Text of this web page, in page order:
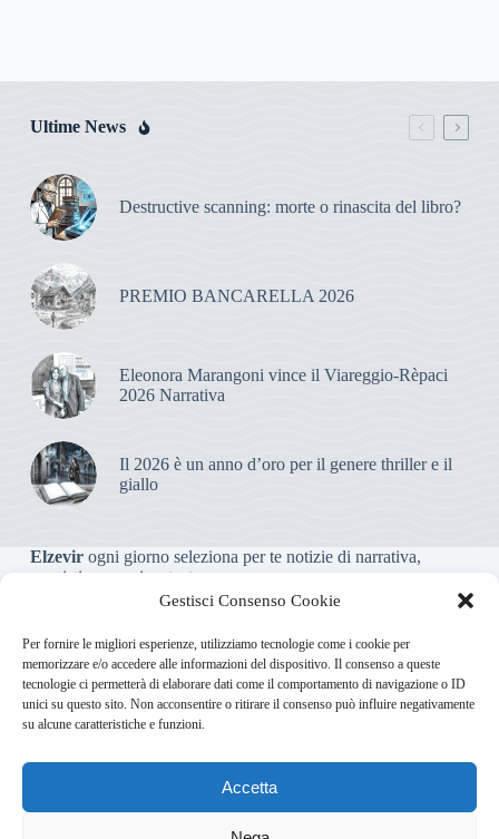
Gestisci Consenso Cookie
Per fornire le migliori esperienze, utilizziamo tecnologie come i cookie per
memorizzare e/o accedere alle informazioni del dispositivo. Il consenso a queste
tecnologie ci permetterà di elaborare dati come il comportamento di navigazione o ID
unici su questo sito. Non acconsentire o ritirare il consenso può influire negativamente
su alcune caratteristiche e funzioni.
Accetta
Ultime News
Destructive scanning: morte o rinascita del libro?
PREMIO BANCARELLA 2026
Eleonora Marangoni vince il Viareggio-Rèpaci
2026 Narrativa
Il 2026 è un anno d’oro per il genere thriller e il
giallo
Elzevirogni giorno seleziona per te notizie di narrativa,
saggistica, poesia e teatro.
Testata giornalistica online non iscritta al Tribunale, che non
riceve contributi o agevolazioni pubbliche ai sensi dell’art. 3-
bis della legge 103/2012
Via Usodimare 3 - 37138 Verona (VR)info@elzevir.it bullet-